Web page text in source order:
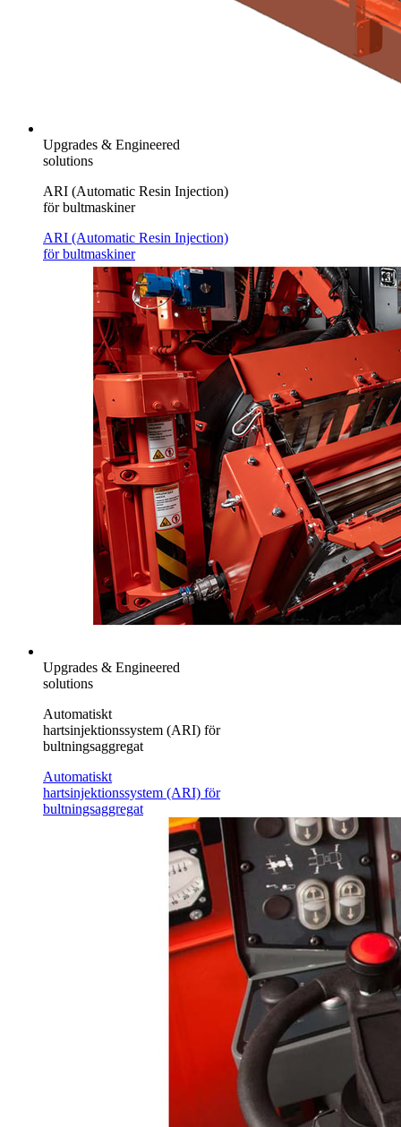
Upgrades & Engineered
solutions
ARI (Automatic Resin Injection)
för bultmaskiner
ARI (Automatic Resin Injection)
för bultmaskiner
Upgrades & Engineered
solutions
Automatiskt
hartsinjektionssystem (ARI) för
bultningsaggregat
Automatiskt
hartsinjektionssystem (ARI) för
bultningsaggregat